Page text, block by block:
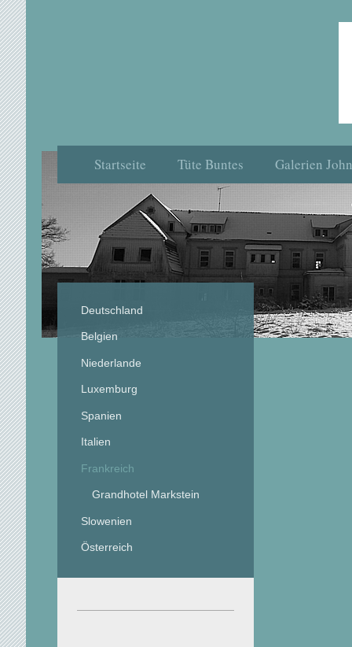
Startseite Tüte Buntes Galerien John
Deutschland
Belgien
Niederlande
Luxemburg
Spanien
Italien
Frankreich
Grandhotel Markstein
Slowenien
Österreich